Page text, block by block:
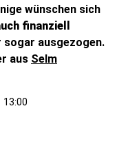
wünschen sich
finanziell
sogar ausgezogen.
aus Selm
13:00